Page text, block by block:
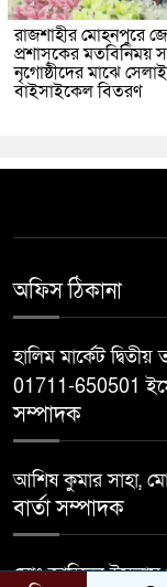
রাজশাহীর মোহনপুরে
প্রশাসকের মতবিনিময়
নৃগোষ্ঠীদের মাঝে
বাইসাইকেল বিতরণ
অফিস ঠিকানা
হালিম মার্কেট
01711-650501
সম্পাদক
আশিষ কুমার সাহা,
বার্তা সম্পাদক
মোঃ জাহিদুল